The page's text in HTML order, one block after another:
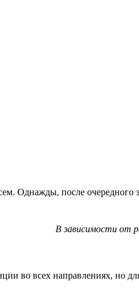
Однажды, после очередного
В зависимости от
во всех направлениях, но для